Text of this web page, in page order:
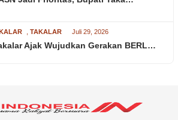
TAKALAR Juli 29, 2026
Ajak Wujudkan Gerakan BERL…